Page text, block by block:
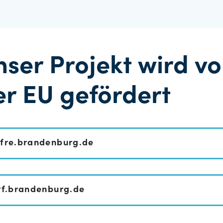
Projekt wird
EU gefördert